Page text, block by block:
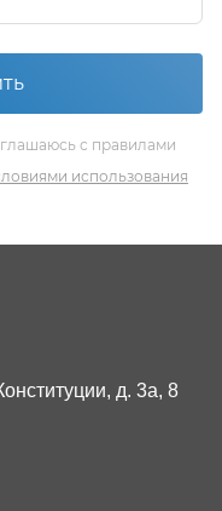
с правилами
использования
д. 3а, 8